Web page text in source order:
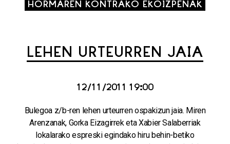
HORMAREN KONTRAKO EKOIZPENAK
LEHEN URTEURREN JAIA
12/11/2011 19:00
Bulegoa z/b-ren lehen urteurren ospakizun jaia. Miren
Arenzanak, Gorka Eizagirrek eta Xabier Salaberriak
lokalarako espreski egindako hiru behin-betiko